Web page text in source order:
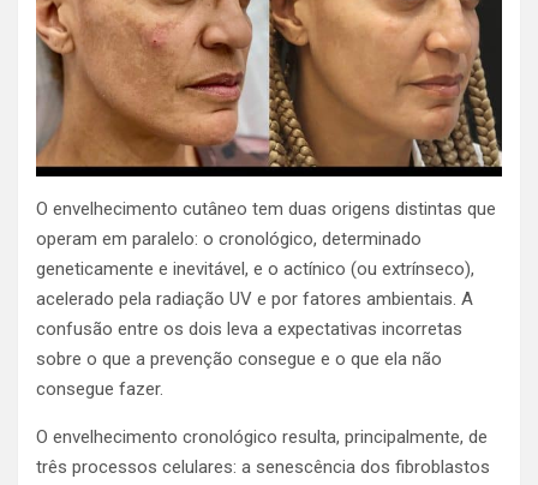
O envelhecimento cutâneo tem duas origens distintas que
operam em paralelo: o cronológico, determinado
geneticamente e inevitável, e o actínico (ou extrínseco),
acelerado pela radiação UV e por fatores ambientais. A
confusão entre os dois leva a expectativas incorretas
sobre o que a prevenção consegue e o que ela não
consegue fazer.
O envelhecimento cronológico resulta, principalmente, de
três processos celulares: a senescência dos fibroblastos